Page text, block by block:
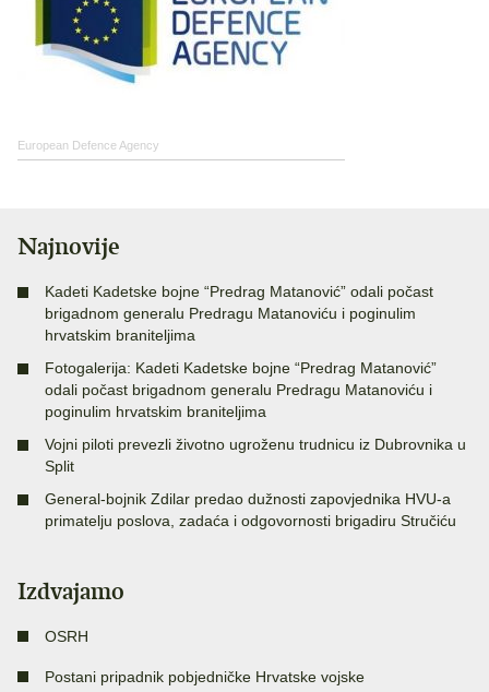
European Defence Agency
Najnovije
Kadeti Kadetske bojne “Predrag Matanović” odali počast
brigadnom generalu Predragu Matanoviću i poginulim
hrvatskim braniteljima
Fotogalerija: Kadeti Kadetske bojne “Predrag Matanović”
odali počast brigadnom generalu Predragu Matanoviću i
poginulim hrvatskim braniteljima
Vojni piloti prevezli životno ugroženu trudnicu iz Dubrovnika u
Split
General-bojnik Zdilar predao dužnosti zapovjednika HVU-a
primatelju poslova, zadaća i odgovornosti brigadiru Stručiću
Izdvajamo
OSRH
Postani pripadnik pobjedničke Hrvatske vojske